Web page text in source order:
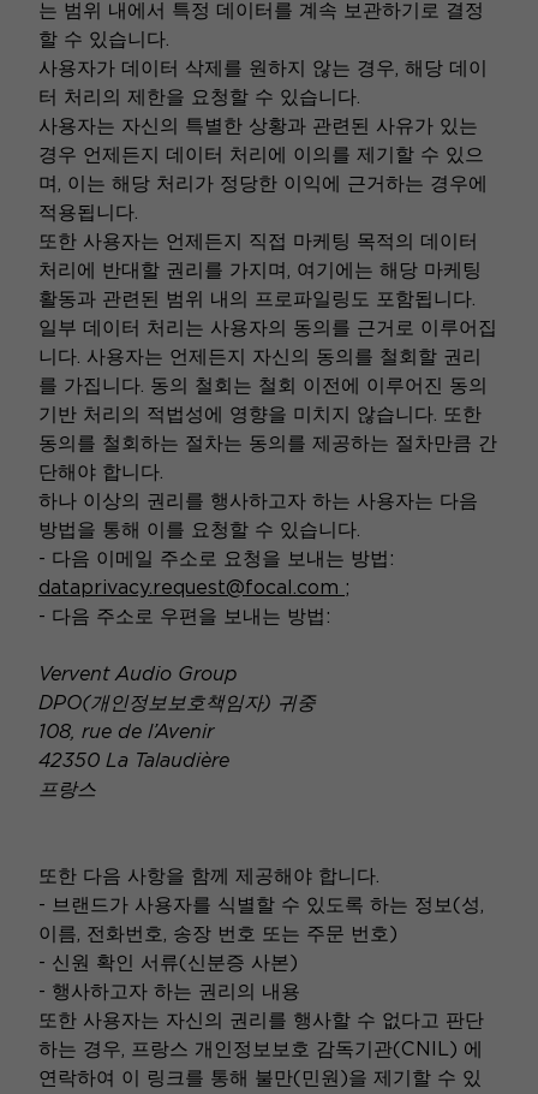
는 범위 내에서 특정 데이터를 계속 보관하기로 결정
할 수 있습니다.
사용자가 데이터 삭제를 원하지 않는 경우, 해당 데이
터 처리의 제한을 요청할 수 있습니다.
사용자는 자신의 특별한 상황과 관련된 사유가 있는
경우 언제든지 데이터 처리에 이의를 제기할 수 있으
며, 이는 해당 처리가 정당한 이익에 근거하는 경우에
적용됩니다.
또한 사용자는 언제든지 직접 마케팅 목적의 데이터
처리에 반대할 권리를 가지며, 여기에는 해당 마케팅
활동과 관련된 범위 내의 프로파일링도 포함됩니다.
일부 데이터 처리는 사용자의 동의를 근거로 이루어집
니다. 사용자는 언제든지 자신의 동의를 철회할 권리
를 가집니다. 동의 철회는 철회 이전에 이루어진 동의
기반 처리의 적법성에 영향을 미치지 않습니다. 또한
동의를 철회하는 절차는 동의를 제공하는 절차만큼 간
단해야 합니다.
하나 이상의 권리를 행사하고자 하는 사용자는 다음
방법을 통해 이를 요청할 수 있습니다.
- 다음 이메일 주소로 요청을 보내는 방법:
dataprivacy.request@focal.com ;
- 다음 주소로 우편을 보내는 방법:
Vervent Audio Group
DPO(개인정보보호책임자) 귀중
108, rue de l’Avenir
42350 La Talaudière
프랑스
또한 다음 사항을 함께 제공해야 합니다.
- 브랜드가 사용자를 식별할 수 있도록 하는 정보(성,
이름, 전화번호, 송장 번호 또는 주문 번호)
- 신원 확인 서류(신분증 사본)
- 행사하고자 하는 권리의 내용
또한 사용자는 자신의 권리를 행사할 수 없다고 판단
하는 경우, 프랑스 개인정보보호 감독기관(CNIL) 에
연락하여 이 링크를 통해 불만(민원)을 제기할 수 있